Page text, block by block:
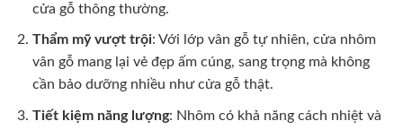
cửa gỗ thông thường.
Thẩm mỹ vượt trội: Với lớp vân gỗ tự nhiên, cửa nhôm
vân gỗ mang lại vẻ đẹp ấm cúng, sang trọng mà không
cần bảo dưỡng nhiều như cửa gỗ thật.
Tiết kiệm năng lượng: Nhôm có khả năng cách nhiệt và